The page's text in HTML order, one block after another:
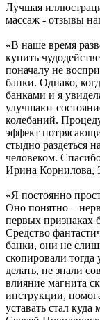
Лучшая
массаж - отзывы
«В наше время
купить
поначалу не
банки. Однако,
банками и я
улучшают
колебаний.
эффект
стыдно раздеться
человеком.
Ирина Корнилова,
«Я постоянно
Оно понятно –
первых признаках
Средство
банки, они не
скопировали тогда
делать, не знали
влияние магнита
инструкции,
уставать стал куда